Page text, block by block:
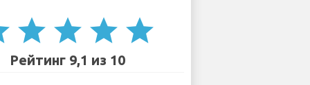
star star star star
Рейтинг 9,1 из 10